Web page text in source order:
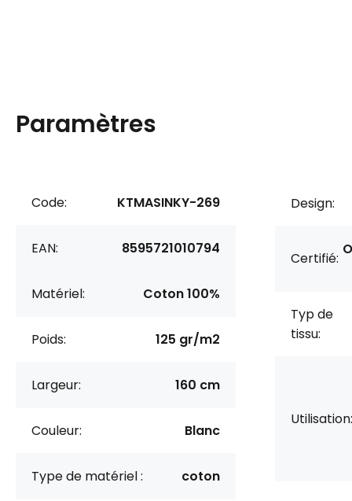
Paramètres
Code: KTMASINKY-269
EAN: 8595721010794
Matériel: Coton 100%
Poids: 125 gr/m2
Largeur: 160 cm
Couleur: Blanc
Type de matériel : coton
Design:
Certifié:
Typ de
tissu:
Utilisation: